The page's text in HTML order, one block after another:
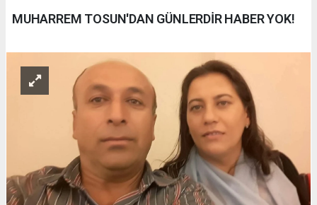
MUHARREM TOSUN'DAN GÜNLERDİR HABER YOK!